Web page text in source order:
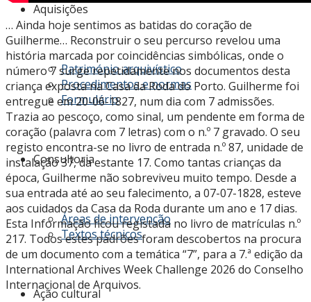
Aquisições
Património arquivístico
Procedimentos e normas
Formulário
Consultoria
Áreas de intervenção
Textos técnicos
Ação cultural
… Ainda hoje sentimos as batidas do coração de
Guilherme… Reconstruir o seu percurso revelou uma
história marcada por coincidências simbólicas, onde o
número 7 surge repetidamente nos documentos desta
criança exposta na Casa da Roda do Porto. Guilherme foi
entregue em 20-06-1827, num dia com 7 admissões.
Trazia ao pescoço, como sinal, um pendente em forma de
coração (palavra com 7 letras) com o n.º 7 gravado. O seu
registo encontra-se no livro de entrada n.º 87, unidade de
instalação 37, da estante 17. Como tantas crianças da
época, Guilherme não sobreviveu muito tempo. Desde a
sua entrada até ao seu falecimento, a 07-07-1828, esteve
aos cuidados da Casa da Roda durante um ano e 17 dias.
Esta Informação ficou registada no livro de matrículas n.º
217. Todos estes padrões foram descobertos na procura
de um documento com a temática “7”, para a 7.ª edição da
International Archives Week Challenge 2026 do Conselho
Internacional de Arquivos.